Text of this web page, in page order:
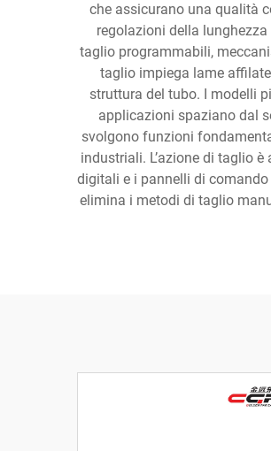
che assicurano una qualità
regolazioni della
taglio programmabili,
taglio impiega lame
struttura del tubo. I modelli
applicazioni spaziano dal
svolgono funzioni
industriali. L’azione di taglio
digitali e i pannelli di
elimina i metodi di taglio